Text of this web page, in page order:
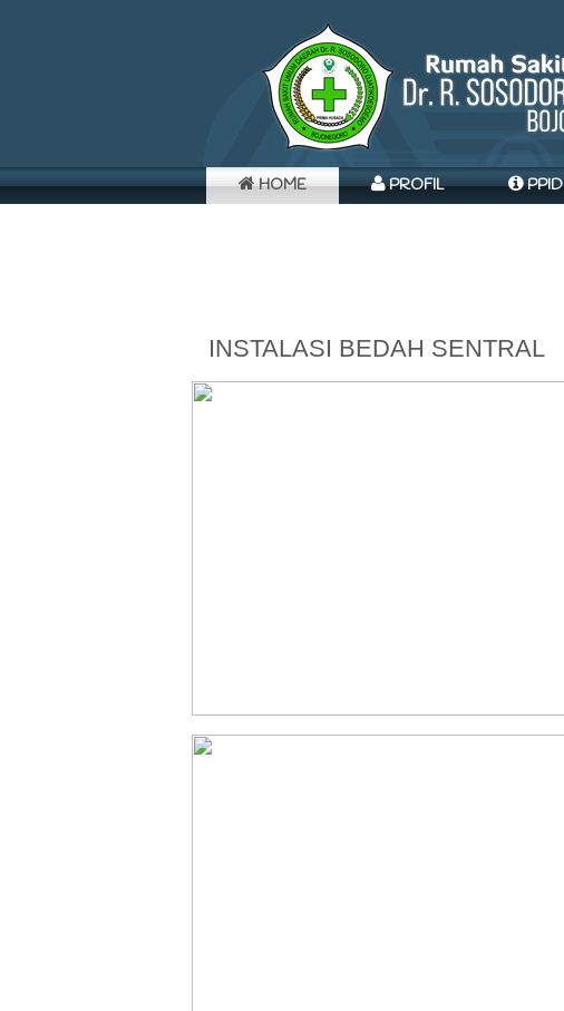
HOME PROFIL PPID
INSTALASI BEDAH SENTRAL